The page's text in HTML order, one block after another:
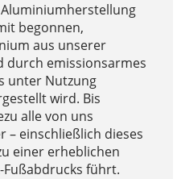
begonnen,
aus unserer
durch emissionsarmes
unter Nutzung
wird. Bis
alle von uns
– einschließlich dieses
einer erheblichen
führt.